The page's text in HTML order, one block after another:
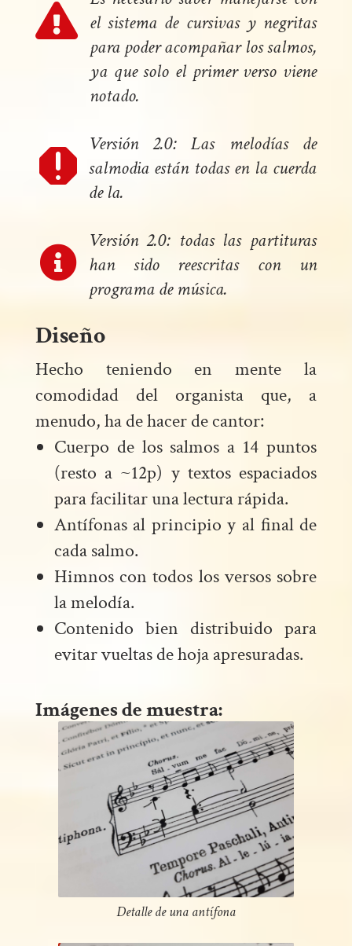
 el sistema de cursivas y negritas
para poder acompañar los salmos,
ya que solo el primer verso viene
notado.

Versión 2.0: Las melodías de
salmodia están todas en la cuerda
de la.

Versión 2.0: todas las partituras
han sido reescritas con un
programa de música.
Diseño
Hecho teniendo en mente la
comodidad del organista que, a
menudo, ha de hacer de cantor:
Cuerpo de los salmos a 14 puntos
(resto a ~12p) y textos espaciados
para facilitar una lectura rápida.
Antífonas al principio y al final de
cada salmo.
Himnos con todos los versos sobre
la melodía.
Contenido bien distribuido para
evitar vueltas de hoja apresuradas.
Imágenes de muestra:
Detalle de una antífona